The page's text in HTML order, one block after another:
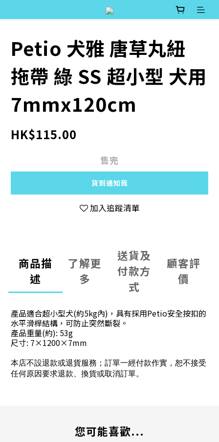
Petio 犬雅 唐草丸紐
拖帶 綠 SS 超小型 犬用
7mmx120cm
HK$115.00
售完
貨到通知我
加入追蹤清單
商品描
述
了解更
多
送貨及
付款方
式
顧客評
價
產品適合超小型犬(約5kg內)，具有採用Petio安全按扣的
水平滑桿結構，可防止突然斷裂。
產品重量(約): 53g
尺寸: 7×1200×7mm
本店不設退款或退貨服務；訂單一經付款作實，恕不接受
任何原因要求退款、換貨或取消訂單。
您可能喜歡...